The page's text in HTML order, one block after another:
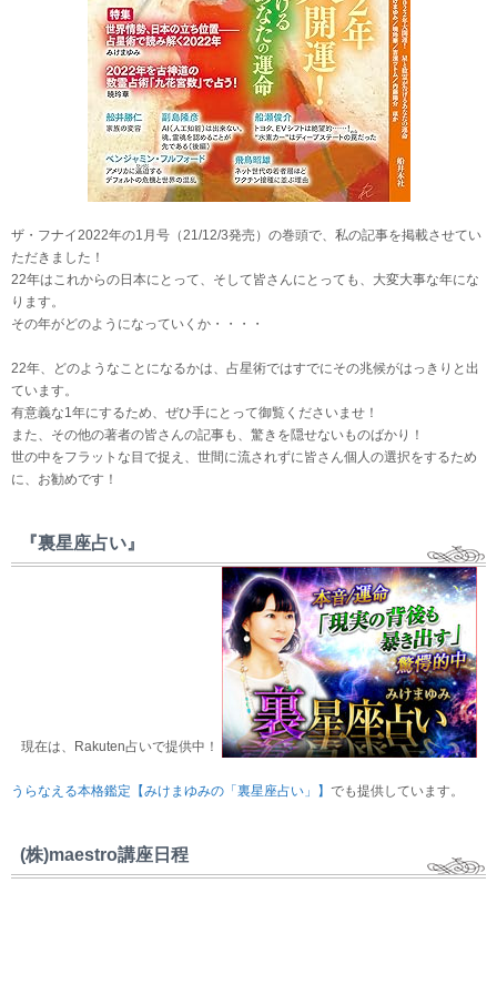
ザ・フナイ2022年の1月号（21/12/3発売）の巻頭で、私の記事を掲載させてい
ただきました！
22年はこれからの日本にとって、そして皆さんにとっても、大変大事な年にな
ります。
その年がどのようになっていくか・・・・
22年、どのようなことになるかは、占星術ではすでにその兆候がはっきりと出
ています。
有意義な1年にするため、ぜひ手にとって御覧くださいませ！
また、その他の著者の皆さんの記事も、驚きを隠せないものばかり！
世の中をフラットな目で捉え、世間に流されずに皆さん個人の選択をするため
に、お勧めです！
『裏星座占い』
現在は、Rakuten占いで提供中！
うらなえる本格鑑定【みけまゆみの「裏星座占い」】 でも提供しています。
(株)maestro講座日程